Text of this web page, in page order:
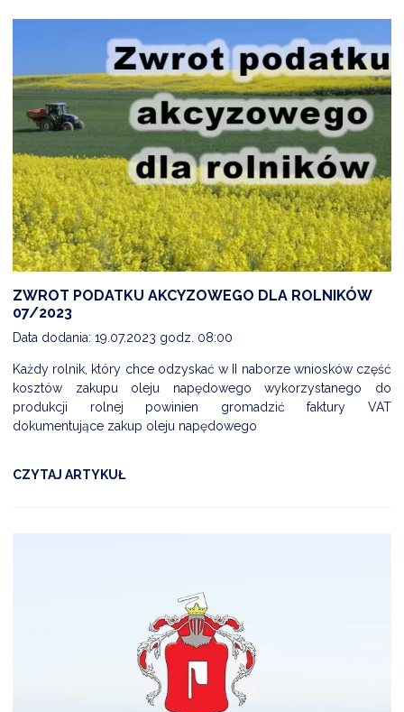
ZWROT PODATKU AKCYZOWEGO DLA ROLNIKÓW
07/2023
Data dodania: 19.07.2023 godz. 08:00
Każdy rolnik, który chce odzyskać w II naborze wniosków część
kosztów zakupu oleju napędowego wykorzystanego do
produkcji rolnej powinien gromadzić faktury VAT
dokumentujące zakup oleju napędowego
CZYTAJ ARTYKUŁ